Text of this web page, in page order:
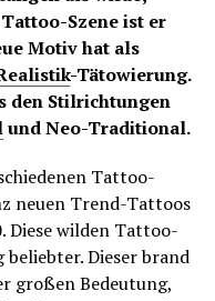
Szene ist er
Motiv hat als
-Tätowierung.
den Stilrichtungen
und Neo-Traditional.
Tattoo-
neuen Trend-Tattoos
Diese wilden Tattoo-
beliebter. Dieser brand
großen Bedeutung,